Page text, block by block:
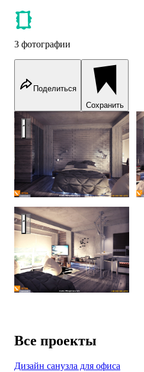
3 фотографии
Поделиться
Сохранить
Loft by Vitta-Group
Loft by Vitta-Group
Все проекты
Дизайн санузла для офиса